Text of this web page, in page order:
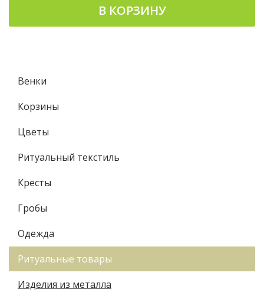
В КОРЗИНУ
Венки
Корзины
Цветы
Ритуальный текстиль
Кресты
Гробы
Одежда
Ритуальные товары
Изделия из металла